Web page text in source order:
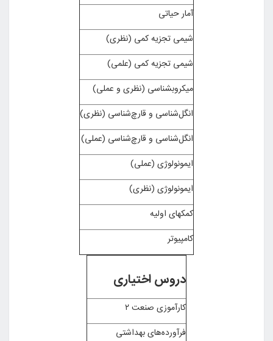
آمار حیاتی
شیمی تجزیه کمی (نظری)
شیمی تجزیه کمی (علمی)
میکروبشناسی (نظری و عملی)
انگل‌شناسی و قارچ‌شناسی (نظری)
انگل‌شناسی و قارچ‌شناسی (عملی)
ایمونولوژی (عملی)
ایمونولوژی (نظری)
کمکهای اولیه
کامپیوتر
دروس اختیاری
کارآموزی صنعت ۲
فرآورده‌های بهداشتی